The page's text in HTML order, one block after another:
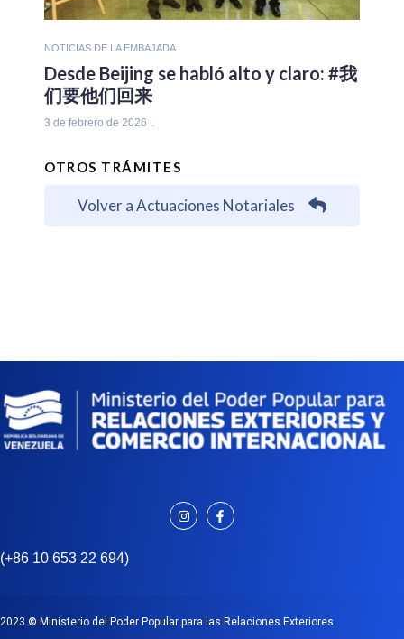
NOTICIAS DE LA EMBAJADA
Desde Beijing se habló alto y claro: #我
们要他们回来
3 de febrero de 2026
OTROS TRÁMITES
Volver a Actuaciones Notariales
(+86 10 653 22 694)
2023 © Ministerio del Poder Popular para las Relaciones Exteriores